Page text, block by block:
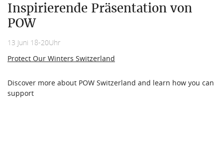
Inspirierende Präsentation von
POW
13 Juni 18-20Uhr
Protect Our Winters Switzerland
Discover more about POW Switzerland and learn how you can
support